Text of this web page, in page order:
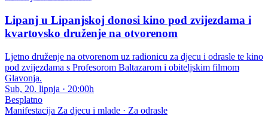
Lipanj u Lipanjskoj donosi kino pod zvijezdama i
kvartovsko druženje na otvorenom
Ljetno druženje na otvorenom uz radionicu za djecu i odrasle te kino
pod zvijezdama s Profesorom Baltazarom i obiteljskim filmom
Glavonja.
Sub, 20. lipnja · 20:00h
Besplatno
Manifestacija Za djecu i mlade · Za odrasle